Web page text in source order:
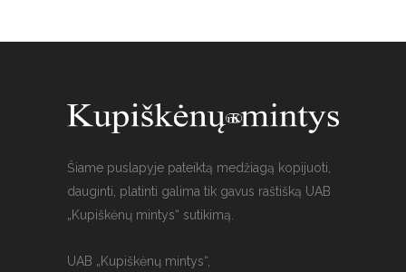
Šiame puslapyje pateiktą medžiagą kopijuoti,
dauginti, platinti galima tik gavus raštišką UAB
„Kupiškėnų mintys“ sutikimą.
UAB „Kupiškėnų mintys“,